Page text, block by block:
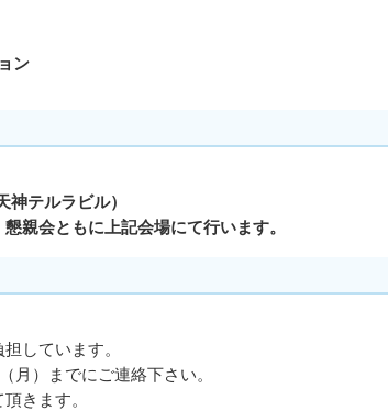
ン
神テルラビル）
親会ともに上記会場にて行います。
しています。
月）までにご連絡下さい。
きます。